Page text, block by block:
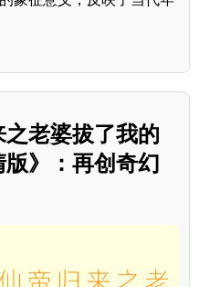
老婆拔了我的
》：再创奇幻